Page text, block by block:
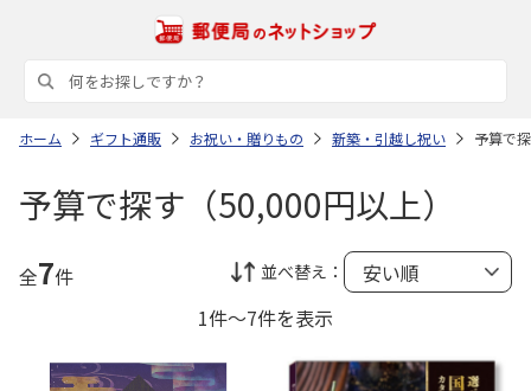
ホーム ギフト通販 お祝い・贈りもの 新築・引越し祝い 予算で
予算で探す（50,000円以上）
全7件 並べ替え：
1件～7件を表示